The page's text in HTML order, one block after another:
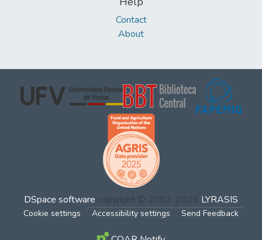
Contact
About
DSpace software copyright © 2002-2026 LYRASIS
Cookie settings Accessibility settings Send Feedback